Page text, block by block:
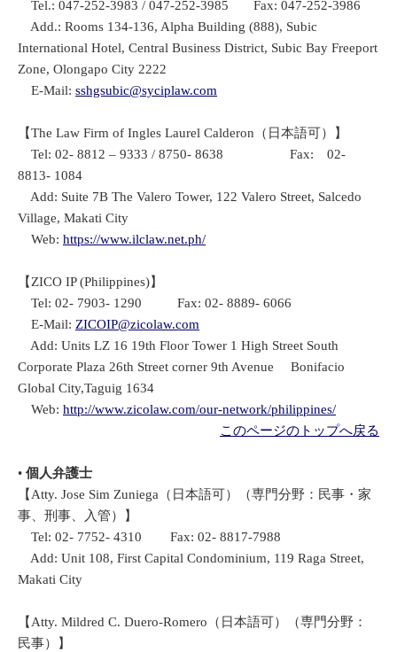
Tel.: 047-252-3983 / 047-252-3985 Fax: 047-252-3986
Add.: Rooms 134-136, Alpha Building (888), Subic
International Hotel, Central Business District, Subic Bay Freeport
Zone, Olongapo City 2222
E-Mail: sshgsubic@syciplaw.com
【The Law Firm of Ingles Laurel Calderon（日本語可）】
Tel: 02- 8812 – 9333 / 8750- 8638 Fax: 02-
8813- 1084
Add: Suite 7B The Valero Tower, 122 Valero Street, Salcedo
Village, Makati City
Web: https://www.ilclaw.net.ph/
【ZICO IP (Philippines)】
Tel: 02- 7903- 1290 Fax: 02- 8889- 6066
E-Mail: ZICOIP@zicolaw.com
Add: Units LZ 16 19th Floor Tower 1 High Street South
Corporate Plaza 26th Street corner 9th Avenue Bonifacio
Global City,Taguig 1634
Web: http://www.zicolaw.com/our-network/philippines/
このページのトップへ戻る
• 個人弁護士
【Atty. Jose Sim Zuniega（日本語可）（専門分野：民事・家
事、刑事、入管）】
Tel: 02- 7752- 4310 Fax: 02- 8817-7988
Add: Unit 108, First Capital Condominium, 119 Raga Street,
Makati City
【Atty. Mildred C. Duero-Romero（日本語可）（専門分野：
民事）】